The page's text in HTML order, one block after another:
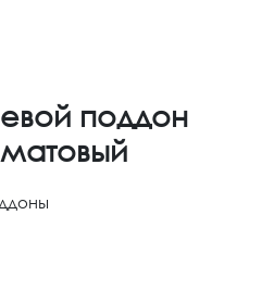
поддон